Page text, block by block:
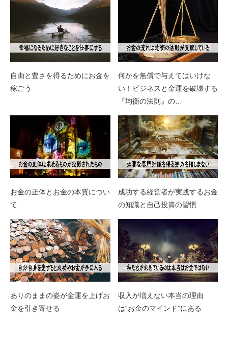
自由と豊さを得るためにお金を
稼ごう
何かを無償で与えてはいけな
い！ビジネスと金運を破壊する
『均衡の法則』の…
お金の正体とお金の本質につい
て
成功する経営者が実践するお金
の知識と自己投資の習慣
ありのままの姿が金運を上げお
金を引き寄せる
収入が増えない本当の理由
は“お金のマインド”にある